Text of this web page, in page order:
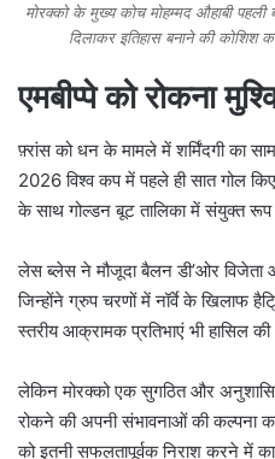
मोरक्को के मुख्य कोच मोहम्मद औहाबी पहली
दिलाकर इतिहास बनाने की कोशिश
एमबीप्पे को रोकना
फ़्रांस को धन के मामले में शर्मिंदगी का
2026 विश्व कप में पहले ही सात गोल
के साथ गोल्डन बूट तालिका में संयुक्त रूप
लेस ब्लेस ने मौजूदा बैलन डी’ओर विजेता
जिन्होंने ग्रुप चरणों में नॉर्वे के खिलाफ
स्तरीय आक्रामक प्रतिभाएं भी हासिल की
लेकिन मोरक्को एक सुगठित और
रोकने की अपनी संभावनाओं की कल्पना
को इतनी सफलतापूर्वक निराश करने में